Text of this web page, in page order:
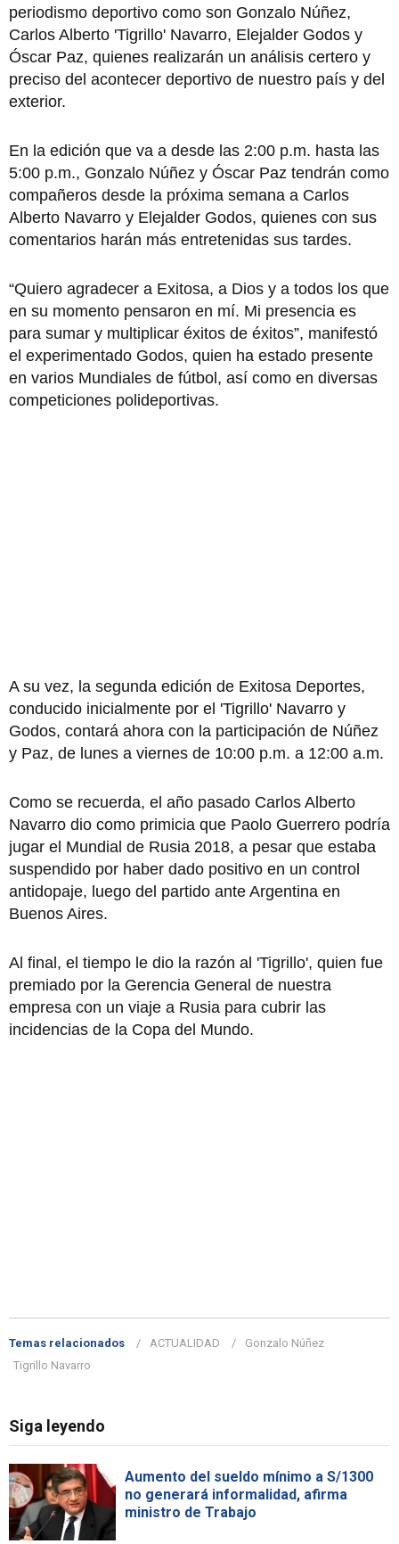
periodismo deportivo como son Gonzalo Núñez,
Carlos Alberto 'Tigrillo' Navarro, Elejalder Godos y
Óscar Paz, quienes realizarán un análisis certero y
preciso del acontecer deportivo de nuestro país y del
exterior.
En la edición que va a desde las 2:00 p.m. hasta las
5:00 p.m., Gonzalo Núñez y Óscar Paz tendrán como
compañeros desde la próxima semana a Carlos
Alberto Navarro y Elejalder Godos, quienes con sus
comentarios harán más entretenidas sus tardes.
“Quiero agradecer a Exitosa, a Dios y a todos los que
en su momento pensaron en mí. Mi presencia es
para sumar y multiplicar éxitos de éxitos”, manifestó
el experimentado Godos, quien ha estado presente
en varios Mundiales de fútbol, así como en diversas
competiciones polideportivas.
A su vez, la segunda edición de Exitosa Deportes,
conducido inicialmente por el 'Tigrillo' Navarro y
Godos, contará ahora con la participación de Núñez
y Paz, de lunes a viernes de 10:00 p.m. a 12:00 a.m.
Como se recuerda, el año pasado Carlos Alberto
Navarro dio como primicia que Paolo Guerrero podría
jugar el Mundial de Rusia 2018, a pesar que estaba
suspendido por haber dado positivo en un control
antidopaje, luego del partido ante Argentina en
Buenos Aires.
Al final, el tiempo le dio la razón al 'Tigrillo', quien fue
premiado por la Gerencia General de nuestra
empresa con un viaje a Rusia para cubrir las
incidencias de la Copa del Mundo.
Temas relacionados ACTUALIDAD
Gonzalo Núñez
Tigrillo Navarro
Siga leyendo
Aumento del sueldo mínimo a S/1300
no generará informalidad, afirma
ministro de Trabajo